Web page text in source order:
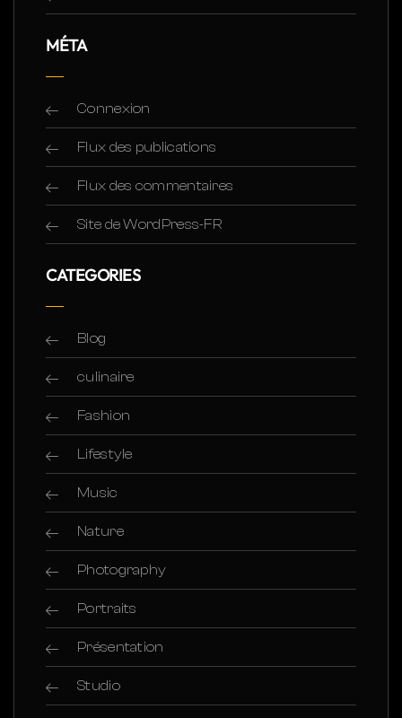
MÉTA
Connexion
Flux des publications
Flux des commentaires
Site de WordPress-FR
CATEGORIES
Blog
culinaire
Fashion
Lifestyle
Music
Nature
Photography
Portraits
Présentation
Studio